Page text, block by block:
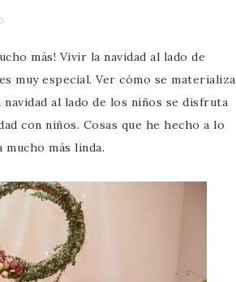
más! Vivir la navidad al lado de
muy especial. Ver cómo se materializa
al lado de los niños se disfruta
con niños. Cosas que he hecho a lo
más linda.